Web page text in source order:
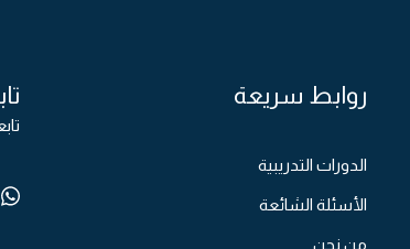
روابط سريعة
الدورات التدريبية
الأسئلة الشائعة
من نحن